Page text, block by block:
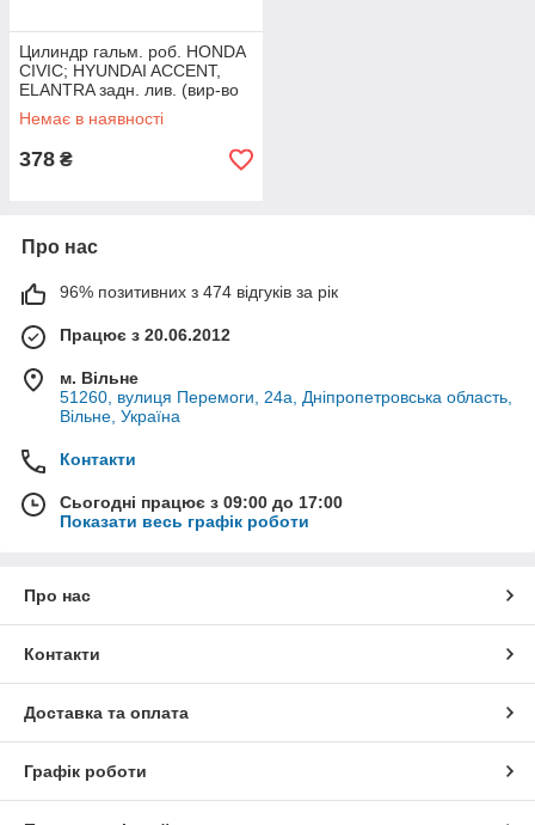
Цилиндр гальм. роб. HONDA
CIVIC; HYUNDAI ACCENT,
ELANTRA задн. лив. (вир-во
ABS) 72985 UA60
Немає в наявності
378 ₴
Про нас
96% позитивних з 474 відгуків за рік
Працює з 20.06.2012
м. Вільне
51260, вулиця Перемоги, 24а, Дніпропетровська область,
Вільне, Україна
Контакти
Сьогодні працює з 09:00 до 17:00
Показати весь графік роботи
Про нас
Контакти
Доставка та оплата
Графік роботи